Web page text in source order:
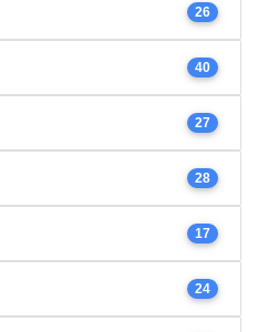
26
40
27
28
17
24